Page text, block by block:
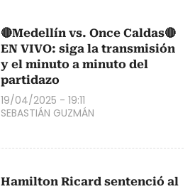
🔴Medellín vs. Once Caldas🔴
EN VIVO: siga la transmisión
y el minuto a minuto del
partidazo
19/04/2025 - 19:11
SEBASTIÁN GUZMÁN
Hamilton Ricard sentenció al